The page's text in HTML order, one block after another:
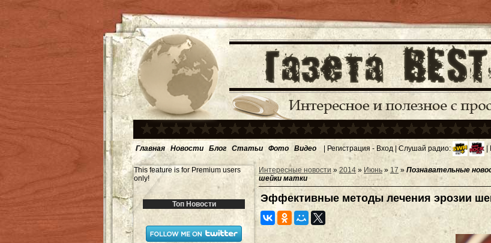
Главная Новости Блог Статьи Фото Видео | Регистрация - Вход | Слушай радио: |
This feature is for Premium users
only!
Топ Новости
Интересные новости » 2014 » Июнь » 17 » Познавательные
шейки матки
Эффективные методы лечения эрозии